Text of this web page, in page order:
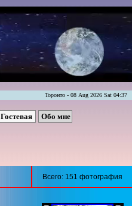
Торонто - 08 Aug 2026 Sat 04:37
Гостевая Обо мне
Всего: 151 фотография